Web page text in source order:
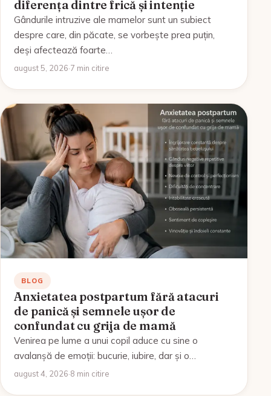
diferența dintre frică și intenție
Gândurile intruzive ale mamelor sunt un subiect
despre care, din păcate, se vorbește prea puțin,
deși afectează foarte…
august 5, 2026·7 min citire
BLOG
Anxietatea postpartum fără atacuri
de panică și semnele ușor de
confundat cu grija de mamă
Venirea pe lume a unui copil aduce cu sine o
avalanșă de emoții: bucurie, iubire, dar și o…
august 4, 2026·8 min citire